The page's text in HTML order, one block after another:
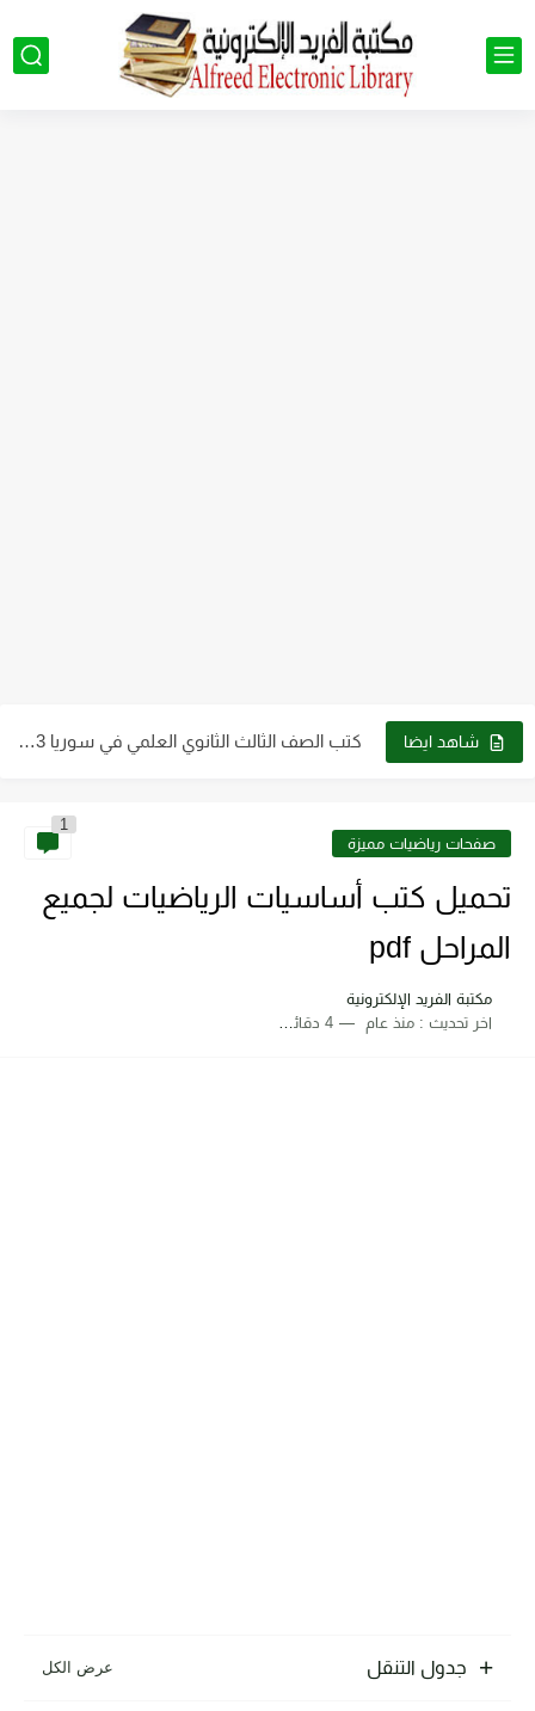
شاهد ايضا كتب الصف الثالث الثانوي العلمي في سوريا 2023 - 2024...
كتب الصف الثاني الثانوي علمي وأدبي ـ سوريا 2023 -... صفحات رياضيات مميزة
1
تحميل كتب أساسيات الرياضيات لجميع
المراحل pdf
مكتبة الفريد الإلكترونية
اخر تحديث :منذ عام 4 دقائق للقراءة
جدول التنقل